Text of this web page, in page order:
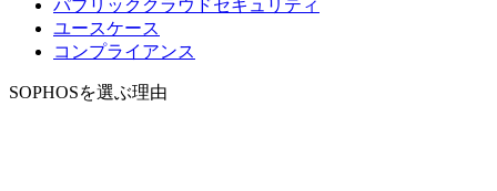
パブリッククラウドセキュリティ
ユースケース
コンプライアンス
SOPHOSを選ぶ理由